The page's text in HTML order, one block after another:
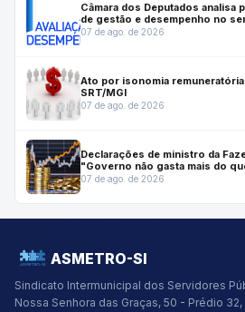
Câmara dos Deputados
de gestão e desempenho no
07 de ago. de 2026
Ato por isonomia
SRT/MGI
07 de ago. de 2026
Declarações de ministro da
"Governo não gasta mais do
07 de ago. de 2026
ASMETRO-SI
Sindicato Intermunicipal dos Servidores
Nossa Senhora das Graças, 50 - Prédio